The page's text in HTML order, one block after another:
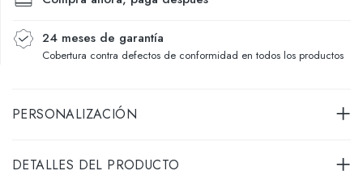
24 meses de garantía
Cobertura contra defectos de conformidad en todos los productos
PERSONALIZACIÓN
DETALLES DEL PRODUCTO